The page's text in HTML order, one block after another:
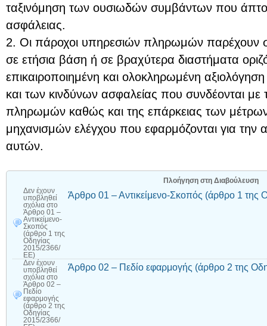
ταξινόμηση των ουσιωδών συμβάντων που
ασφάλειας.
2. Οι πάροχοι υπηρεσιών πληρωμών παρέχουν
σε ετήσια βάση ή σε βραχύτερα διαστήματα
επικαιροποιημένη και ολοκληρωμένη
και των κινδύνων ασφαλείας που συνδέονται με
πληρωμών καθώς και της επάρκειας των
μηχανισμών ελέγχου που εφαρμόζονται για την
αυτών.
Πλοήγηση στη Διαβούλευση
Δεν έχουν
υποβληθεί
σχόλια στο
Άρθρο 01 –
Αντικείμενο-
Σκοπός
(άρθρο 1 της
Οδηγίας
2015/2366/
ΕΕ)
Άρθρο 01 – Αντικείμενο-Σκοπός (άρθρο 1 της
Δεν έχουν
υποβληθεί
σχόλια στο
Άρθρο 02 –
Πεδίο
εφαρμογής
(άρθρο 2 της
Οδηγίας
2015/2366/
Άρθρο 02 – Πεδίο εφαρμογής (άρθρο 2 της